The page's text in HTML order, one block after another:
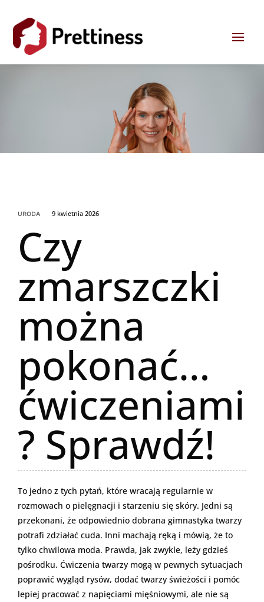
URODA 9 kwietnia 2026
Czy
zmarszczki
można
pokonać…
ćwiczeniami
? Sprawdź!
To jedno z tych pytań, które wracają regularnie w
rozmowach o pielęgnacji i starzeniu się skóry. Jedni są
przekonani, że odpowiednio dobrana gimnastyka twarzy
potrafi zdziałać cuda. Inni machają ręką i mówią, że to
tylko chwilowa moda. Prawda, jak zwykle, leży gdzieś
pośrodku. Ćwiczenia twarzy mogą w pewnych sytuacjach
poprawić wygląd rysów, dodać twarzy świeżości i pomóc
lepiej pracować z napięciami mięśniowymi, ale nie są